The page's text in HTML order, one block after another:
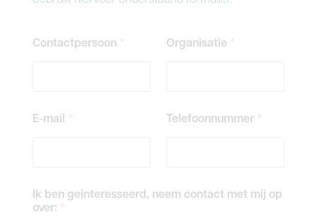
Contactpersoon * Organisatie *
E-mail * Telefoonnummer *
Ik ben geinteresseerd, neem contact met mij op
over: *